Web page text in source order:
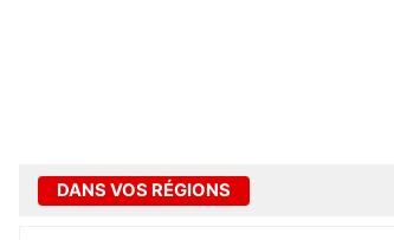
DANS VOS RÉGIONS